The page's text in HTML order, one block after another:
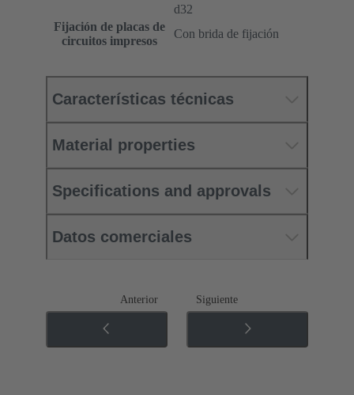
d32
Fijación de placas de
circuitos impresos
Con brida de fijación
Características técnicas
Material properties
Specifications and approvals
Datos comerciales
Anterior Siguiente